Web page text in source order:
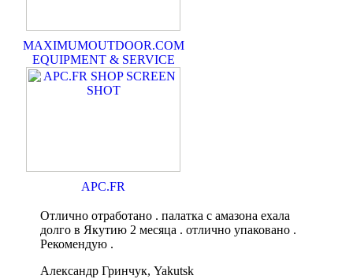
MAXIMUMOUTDOOR.COM
EQUIPMENT & SERVICE
APC.FR
Отлично отработано . палатка с амазона ехала
долго в Якутию 2 месяца . отлично упаковано .
Рекомендую .
Александр Гринчук, Yakutsk